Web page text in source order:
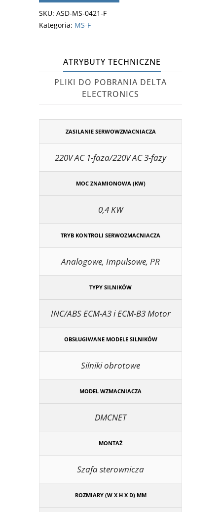
SKU: ASD-MS-0421-F
Kategoria: MS-F
ATRYBUTY TECHNICZNE
PLIKI DO POBRANIA DELTA
ELECTRONICS
ZASILANIE SERWOWZMACNIACZA
220V AC 1-faza/220V AC 3-fazy
MOC ZNAMIONOWA (KW)
0,4 KW
TRYB KONTROLI SERWOZMACNIACZA
Analogowe, Impulsowe, PR
TYPY SILNIKÓW
INC/ABS ECM-A3 i ECM-B3 Motor
OBSŁUGIWANE MODELE SILNIKÓW
Silniki obrotowe
MODEL WZMACNIACZA
DMCNET
MONTAŻ
Szafa sterownicza
ROZMIARY (W X H X D) MM